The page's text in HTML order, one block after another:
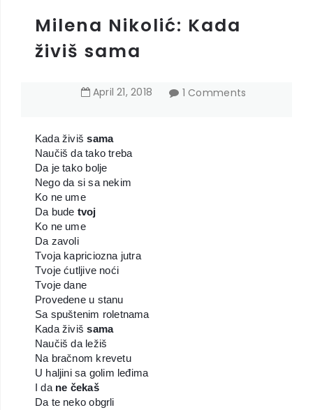
Milena Nikolić: Kada
živiš sama
April 21,2018 1 Comments
Kada živišsama
Naučiš da tako treba
Da je tako bolje
Nego da si sa nekim
Ko ne ume
Da bude tvoj
Ko ne ume
Da zavoli
Tvoja kapriciozna jutra
Tvoje ćutljive noći
Tvoje dane
Provedene u stanu
Sa spuštenim roletnama
Kada živišsama
Naučiš da ležiš
Na bračnom krevetu
U haljini sa golim leđima
I da ne čekaš
Da te neko obgrli